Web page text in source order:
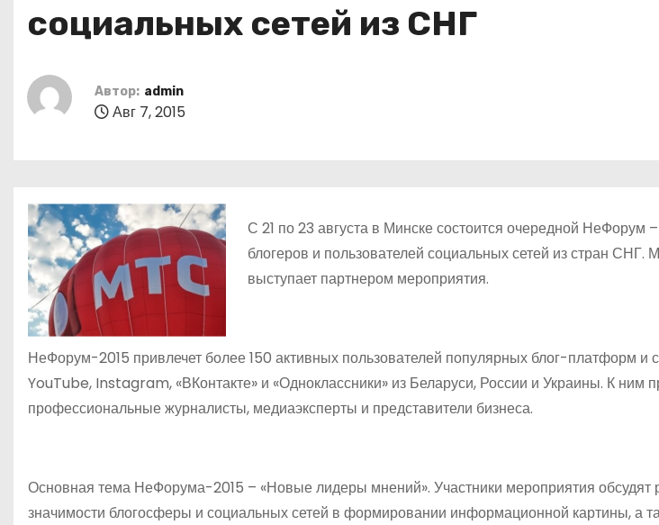
социальных сетей из СНГ
Автор: admin
Авг 7, 2015
С 21 по 23 августа в Минске состоится очередной НеФорум
блогеров и пользователей социальных сетей из стран
выступает партнером мероприятия.
НеФорум-2015 привлечет более 150 активных пользователей популярных блог-платформ и
YouTube, Instagram, «ВКонтакте» и «Одноклассники» из Беларуси, России и Украины. К ним
профессиональные журналисты, медиаэксперты и представители бизнеса.
Основная тема НеФорума-2015 – «Новые лидеры мнений». Участники мероприятия
значимости блогосферы и социальных сетей в формировании информационной картины, а